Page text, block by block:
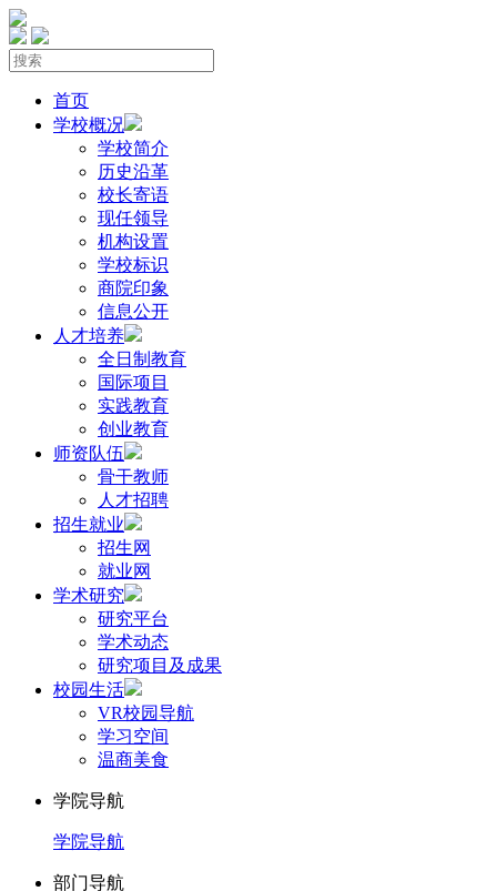
首页
学校概况
学校简介
历史沿革
校长寄语
现任领导
机构设置
学校标识
商院印象
信息公开
人才培养
全日制教育
国际项目
实践教育
创业教育
师资队伍
骨干教师
人才招聘
招生就业
招生网
就业网
学术研究
研究平台
学术动态
研究项目及成果
校园生活
VR校园导航
学习空间
温商美食
学院导航
学院导航
部门导航